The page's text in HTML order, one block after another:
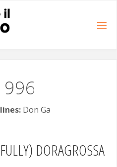
Don Ga
FULLY) DORAGROSSA